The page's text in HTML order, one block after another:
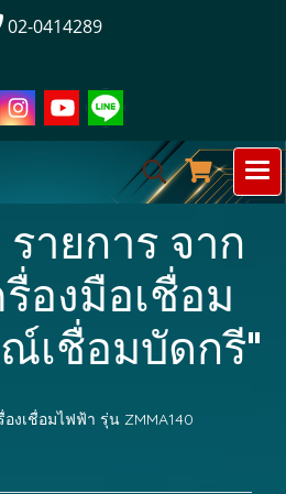
02-0414289
ายการ จาก
องมือเชื่อม
เชื่อมบัดกรี"
องเชื่อมไฟฟ้า รุ่น ZMMA140